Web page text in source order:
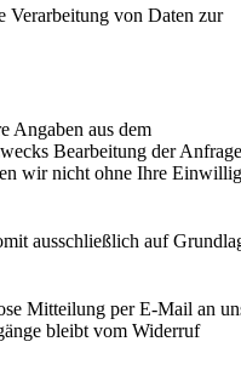
von Daten zur
Angaben aus dem
Bearbeitung der Anfrage
wir nicht ohne Ihre
ausschließlich auf
Mitteilung per E-Mail an
bleibt vom Widerruf